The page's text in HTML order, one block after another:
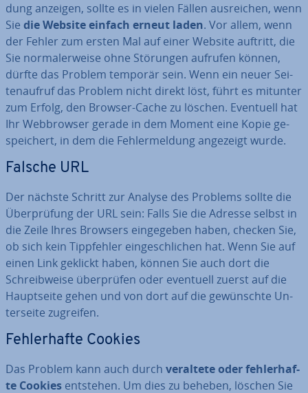
dung anzeigen, sollte es in vielen Fällen aus­rei­chen, wenn
Sie die Website einfach erneut laden. Vor allem, wenn
der Fehler zum ersten Mal auf einer Website auftritt, die
Sie nor­ma­ler­wei­se ohne Störungen aufrufen können,
dürfte das Problem temporär sein. Wenn ein neuer Sei­
ten­auf­ruf das Problem nicht direkt löst, führt es mitunter
zum Erfolg, den Browser-Cache zu löschen. Eventuell hat
Ihr Web­brow­ser gerade in dem Moment eine Kopie ge­
spei­chert, in dem die Feh­ler­mel­dung angezeigt wurde.
Falsche URL
Der nächste Schritt zur Analyse des Problems sollte die
Über­prü­fung der URL sein: Falls Sie die Adresse selbst in
die Zeile Ihres Browsers ein­ge­ge­ben haben, checken Sie,
ob sich kein Tipp­feh­ler ein­ge­schli­chen hat. Wenn Sie auf
einen Link geklickt haben, können Sie auch dort die
Schreib­wei­se über­prü­fen oder eventuell zuerst auf die
Haupt­sei­te gehen und von dort auf die ge­wünsch­te Un­
ter­sei­te zugreifen.
Feh­ler­haf­te Cookies
Das Problem kann auch durch veraltete oder feh­ler­haf­
te Cookies entstehen. Um dies zu beheben, löschen Sie